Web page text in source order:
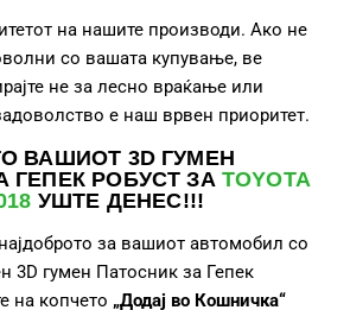
на нашите производи. Ако не
со вашата купување, ве
не за лесно враќање или
е наш врвен приоритет.
ВАШИОТ 3D ГУМЕН
ГЕПЕК РОБУСТ ЗА TOYOTA
УШТЕ ДЕНЕС!!!
за вашиот автомобил со
3D гумен Патосник за Гепек
на копчето „Додај во Кошничка“